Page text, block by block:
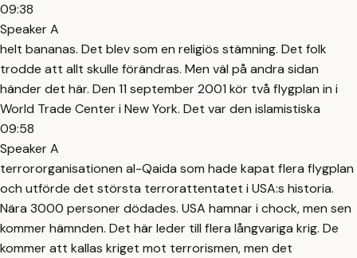
09:38
Speaker A
helt bananas. Det blev som en religiös stämning. Det folk
trodde att allt skulle förändras. Men väl på andra sidan
händer det här. Den 11 september 2001 kör två flygplan in i
World Trade Center i New York. Det var den islamistiska
09:58
Speaker A
terrororganisationen al-Qaida som hade kapat flera flygplan
och utförde det största terrorattentatet i USA:s historia.
Nära 3000 personer dödades. USA hamnar i chock, men sen
kommer hämnden. Det här leder till flera långvariga krig. De
kommer att kallas kriget mot terrorismen, men det